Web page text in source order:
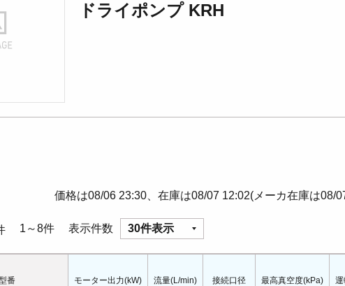
ドライポンプ KRH
価格は08/06 23:30、在庫は08/07 12:02(メーカ在庫は08/
1～8件 表示件数 30件表示
番 モーター出力(kW) 流量(L/min) 接続口径 最高真空度(kPa)